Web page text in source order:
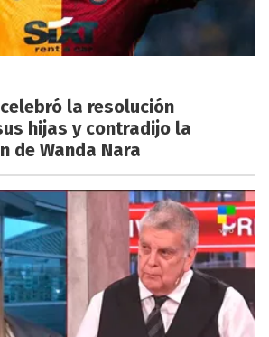
la resolución
hijas y contradijo la
de Wanda Nara